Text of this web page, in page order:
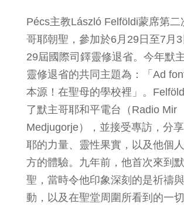
Pécs主教László Felföldi蒙席第二
哥耶朝聖，參加於6月29日至7月
29屆國際司鐸靈修退省。今年默
靈修退省的共同主題為：「Ad
本源！在聖母的學校裡」。
了默主哥耶和平電台（Radio Mir
Medjugorje），並接受專訪，分
耶的力量、靈性果實，以及他個
方的體驗。九年前，他首次來到
聖，當時令他印象深刻的是祈禱
動，以及在聖堂周圍所看到的一切